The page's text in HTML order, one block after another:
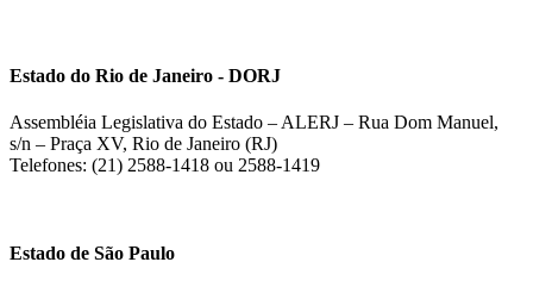
Estado do Rio de Janeiro - DORJ
Assembléia Legislativa do Estado – ALERJ – Rua Dom Manuel,
s/n – Praça XV, Rio de Janeiro (RJ)
Telefones: (21) 2588-1418 ou 2588-1419
Estado de São Paulo